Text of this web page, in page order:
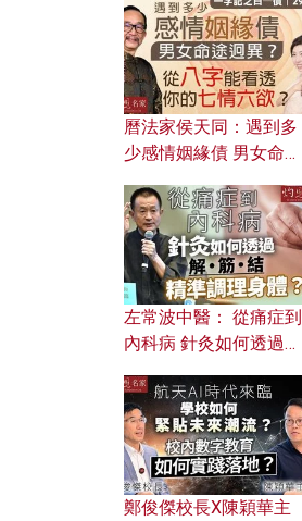
曆法家侯天同：遇到多
少感情姻緣債 男女命途
的七情六欲？
左常波中醫： 從痛症到
內科病 針灸如何透過解
鄭俊傑校長X陳穎華主